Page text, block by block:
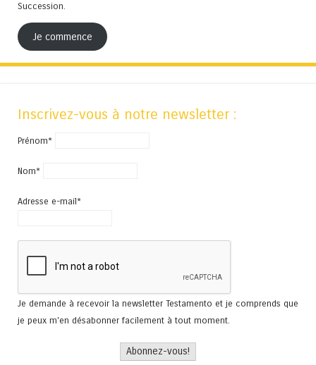
Succession.
Je commence
Inscrivez-vous à notre newsletter :
Prénom*
Nom*
Adresse e-mail*
Je demande à recevoir la newsletter Testamento et je comprends que
je peux m'en désabonner facilement à tout moment.